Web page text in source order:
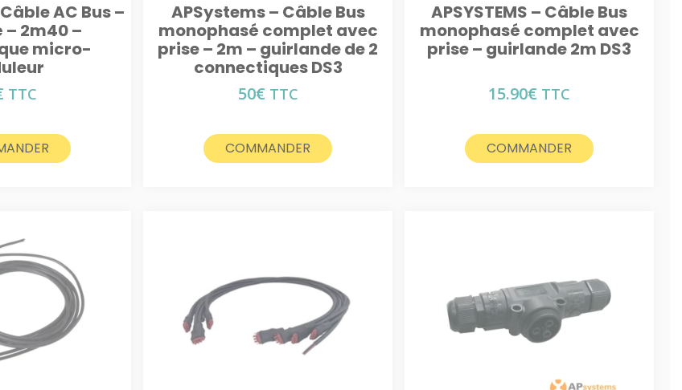
AC Bus –
2m40 –
micro-
TTC
APSystems – Câble Bus
monophasé complet avec
prise – 2m – guirlande de 2
connectiques DS3
50€ TTC
COMMANDER
APSYSTEMS – Câble Bus
monophasé complet avec
prise – guirlande 2m DS3
15.90€ TTC
COMMANDER